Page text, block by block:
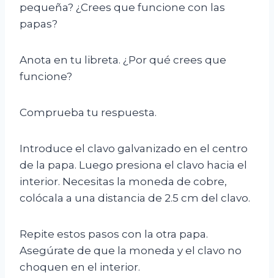
pequeña? ¿Crees que funcione con las
papas?
Anota en tu libreta. ¿Por qué crees que
funcione?
Comprueba tu respuesta.
Introduce el clavo galvanizado en el centro
de la papa. Luego presiona el clavo hacia el
interior. Necesitas la moneda de cobre,
colócala a una distancia de 2.5 cm del clavo.
Repite estos pasos con la otra papa.
Asegúrate de que la moneda y el clavo no
choquen en el interior.